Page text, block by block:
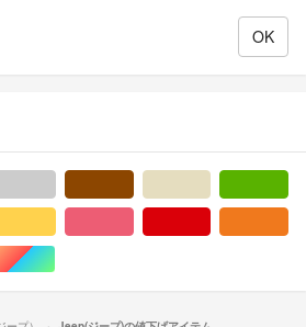
ルド/金色系マルチカラー